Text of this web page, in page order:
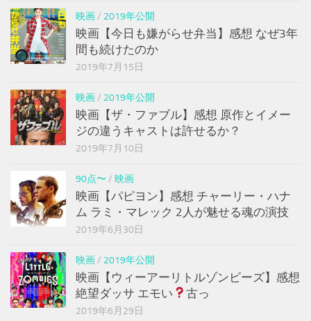
映画/ 2019年公開
映画【今日も嫌がらせ弁当】感想 なぜ3年
間も続けたのか
2019年7月15日
映画/ 2019年公開
映画【ザ・ファブル】感想 原作とイメー
ジの違うキャストは許せるか？
2019年7月10日
90点〜 / 映画
映画【パピヨン】感想 チャーリー・ハナ
ム ラミ・マレック 2人が魅せる魂の演技
2019年6月30日
映画/ 2019年公開
映画【ウィーアーリトルゾンビーズ】感想
絶望ダッサ エモい
古っ
2019年6月29日